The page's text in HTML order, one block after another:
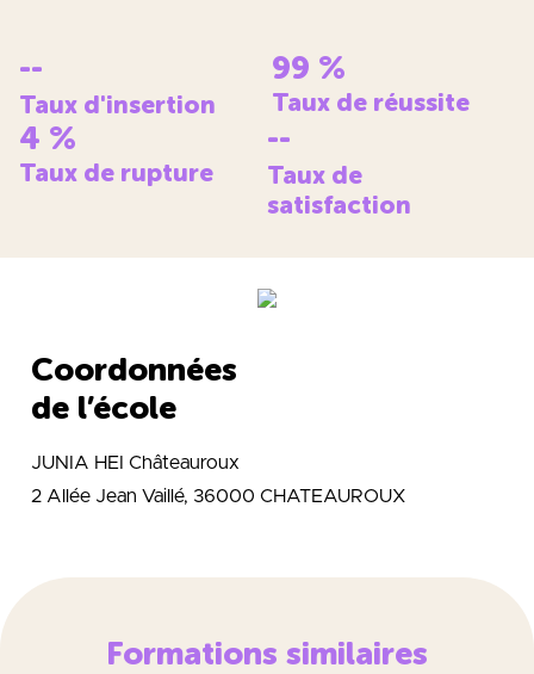
--
Taux d'insertion
99 %
Taux de réussite
4 %
Taux de rupture
--
Taux de
satisfaction
Coordonnées
de l’école
JUNIA HEI Châteauroux
2 Allée Jean Vaillé, 36000 CHATEAUROUX
Formations similaires